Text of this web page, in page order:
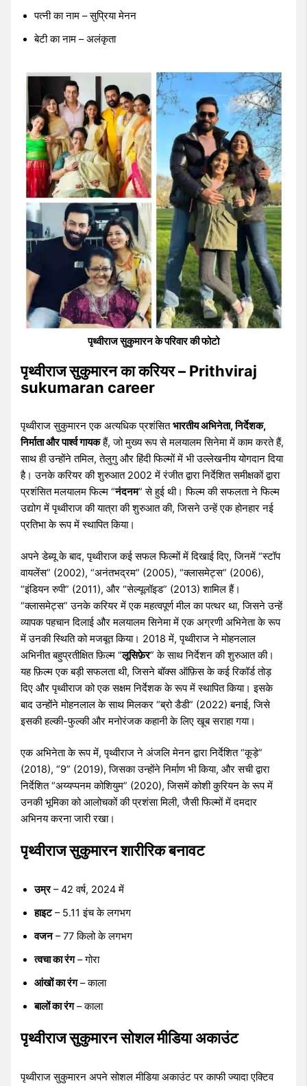
पत्नी का नाम – सुप्रिया मेनन
बेटी का नाम – अलंकृता
पृथ्वीराज सुकुमारन के परिवार की फोटो
पृथ्वीराज सुकुमारन का करियर – Prithviraj
sukumaran career
पृथ्वीराज सुकुमारन एक अत्यधिक प्रशंसितभारतीय अभिनेता, निर्देशक,
निर्माता और पार्श्व गायकहैं, जो मुख्य रूप से मलयालम सिनेमा में काम करते हैं,
साथ ही उन्होंने तमिल, तेलुगु और हिंदी फिल्मों में भी उल्लेखनीय योगदान दिया
है। उनके करियर की शुरुआत 2002 में रंजीत द्वारा निर्देशित समीक्षकों द्वारा
प्रशंसित मलयालम फिल्म “नंदनम” से हुई थी। फिल्म की सफलता ने फिल्म
उद्योग में पृथ्वीराज की यात्रा की शुरुआत की, जिसने उन्हें एक होनहार नई
प्रतिभा के रूप में स्थापित किया।
अपने डेब्यू के बाद, पृथ्वीराज कई सफल फिल्मों में दिखाई दिए, जिनमें “स्टॉप
वायलेंस” (2002), “अनंतभद्रम” (2005), “क्लासमेट्स” (2006),
“इंडियन रुपी” (2011), और “सेल्यूलॉइड” (2013) शामिल हैं।
“क्लासमेट्स” उनके करियर में एक महत्वपूर्ण मील का पत्थर था, जिसने उन्हें
व्यापक पहचान दिलाई और मलयालम सिनेमा में एक अग्रणी अभिनेता के रूप
में उनकी स्थिति को मजबूत किया। 2018 में, पृथ्वीराज ने मोहनलाल
अभिनीत बहुप्रतीक्षित फ़िल्म “लूसिफ़ेर” के साथ निर्देशन की शुरुआत की।
यह फ़िल्म एक बड़ी सफलता थी, जिसने बॉक्स ऑफ़िस के कई रिकॉर्ड तोड़
दिए और पृथ्वीराज को एक सक्षम निर्देशक के रूप में स्थापित किया। इसके
बाद उन्होंने मोहनलाल के साथ मिलकर “ब्रो डैडी” (2022) बनाई, जिसे
इसकी हल्की-फुल्की और मनोरंजक कहानी के लिए खूब सराहा गया।
एक अभिनेता के रूप में, पृथ्वीराज ने अंजलि मेनन द्वारा निर्देशित “कूड़े”
(2018), “9” (2019), जिसका उन्होंने निर्माण भी किया, और सची द्वारा
निर्देशित “अय्यप्पनम कोशियुम” (2020), जिसमें कोशी कुरियन के रूप में
उनकी भूमिका को आलोचकों की प्रशंसा मिली, जैसी फिल्मों में दमदार
अभिनय करना जारी रखा।
पृथ्वीराज सुकुमारन शारीरिक बनावट
उम्र– 42 वर्ष, 2024 में
हाइट– 5.11 इंच के लगभग
वजन– 77 किलो के लगभग
त्वचा का रंग– गोरा
आंखों का रंग– काला
बालों का रंग– काला
पृथ्वीराज सुकुमारन सोशल मीडिया अकाउंट
पृथ्वीराज सुकुमारन अपने सोशल मीडिया अकाउंट पर काफी ज्यादा एक्टिव